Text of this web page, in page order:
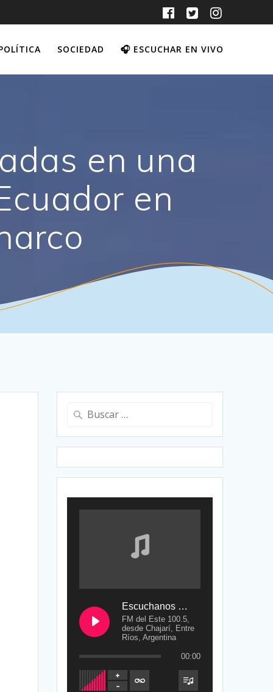
SOCIEDAD 🎧 ESCUCHAR EN VIVO
en una
en
Buscar:
Escuchanos en Vivo
FM del Este 100.5,
desde Chajarí, Entre
Ríos, Argentina
00:00